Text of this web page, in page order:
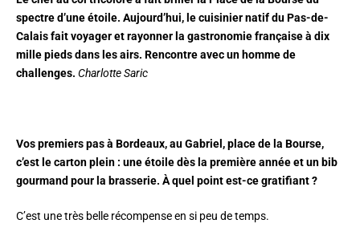
spectre d’une étoile. Aujourd’hui, le cuisinier natif du Pas-de-
Calais fait voyager et rayonner la gastronomie française à dix
mille pieds dans les airs. Rencontre avec un homme de
challenges. Charlotte Saric
Vos premiers pas à Bordeaux, au Gabriel, place de la Bourse,
c’est le carton plein : une étoile dès la première année et un bib
gourmand pour la brasserie. À quel point est-ce gratifiant ?
C’est une très belle récompense en si peu de temps.